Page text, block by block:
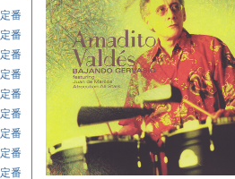
定番
定番
定番
定番
定番
定番
定番
定番
定番